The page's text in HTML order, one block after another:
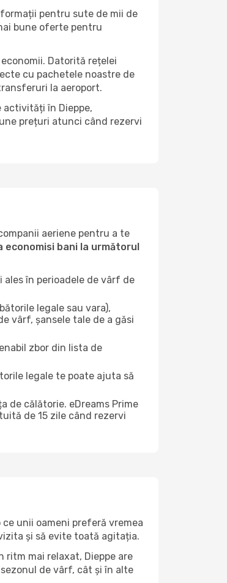
pentru sute de mii de
bune oferte pentru
Datorită rețelei
cu pachetele noastre de
la aeroport.
în Dieppe,
prețuri atunci când rezervi
aeriene pentru a te
bani la următorul
ales în perioadele de vârf de
legale sau vara),
vârf, șansele tale de a găsi
zbor din lista de
legale te poate ajuta să
de călătorie. eDreams Prime
de 15 zile când rezervi
unii oameni preferă vremea
și să evite toată agitația.
ritm mai relaxat, Dieppe are
de vârf, cât și în alte